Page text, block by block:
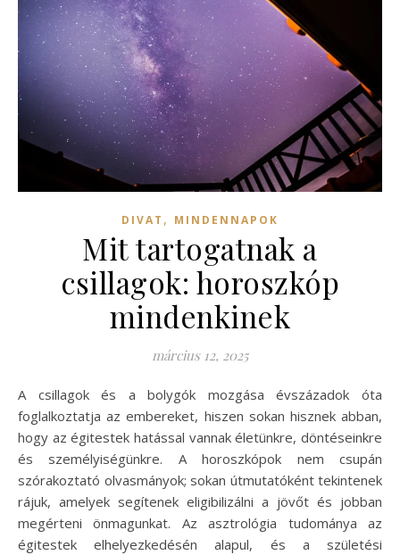
DIVAT , MINDENNAPOK
Mit tartogatnak a
csillagok: horoszkóp
mindenkinek
március 12, 2025
A csillagok és a bolygók mozgása évszázadok óta
foglalkoztatja az embereket, hiszen sokan hisznek abban,
hogy az égitestek hatással vannak életünkre, döntéseinkre
és személyiségünkre. A horoszkópok nem csupán
szórakoztató olvasmányok; sokan útmutatóként tekintenek
rájuk, amelyek segítenek eligibilizálni a jövőt és jobban
megérteni önmagunkat. Az asztrológia tudománya az
égitestek elhelyezkedésén alapul, és a születési